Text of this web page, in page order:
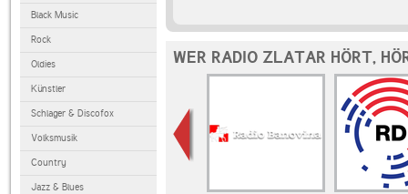
Black Music
Rock
Oldies
Künstler
Schlager & Discofox
Volksmusik
Country
Jazz & Blues
WER RADIO ZLATAR HÖRT,